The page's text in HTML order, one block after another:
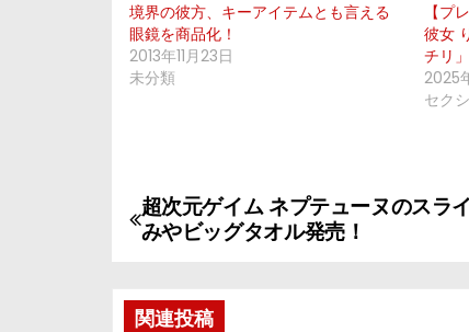
境界の彼方、キーアイテムとも言える
眼鏡を商品化！
2013年11月23日
未分類
【プ
彼女
チリ」
2025
セク
投
ナ
超次元ゲイム ネプテューヌのスラ
みやビッグタオル発売！
関連投稿